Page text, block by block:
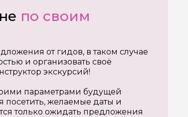
по своим
от гидов, в таком случае
и организовать своё
экскурсий!
параметрами будущей
посетить, желаемые даты и
только ожидать предложения